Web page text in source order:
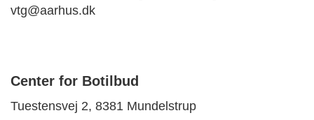
vtg@aarhus.dk
Center for Botilbud
Tuestensvej 2, 8381 Mundelstrup